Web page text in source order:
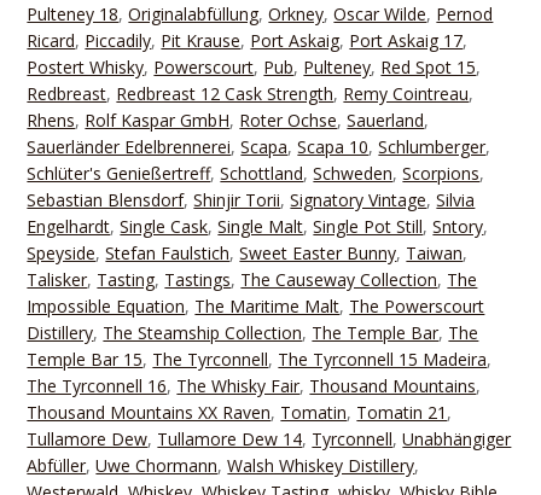
Pulteney 18,Originalabfüllung,Orkney,Oscar Wilde, Pernod
Ricard, Piccadily, Pit Krause, Port Askaig, Port Askaig 17,
Postert Whisky, Powerscourt, Pub, Pulteney, Red Spot 15,
Redbreast, Redbreast 12 Cask Strength, Remy Cointreau,
Rhens, Rolf Kaspar GmbH, Roter Ochse,Sauerland,
Sauerländer Edelbrennerei,Scapa,Scapa 10,Schlumberger,
Schlüter's Genießertreff,Schottland,Schweden,Scorpions,
Sebastian Blensdorf,Shinjir Torii,Signatory Vintage,Silvia
Engelhardt,Single Cask,Single Malt,Single Pot Still,Sntory,
Speyside,Stefan Faulstich,Sweet Easter Bunny, Taiwan,
Talisker, Tasting, Tastings, The Causeway Collection, The
Impossible Equation, The Maritime Malt, The Powerscourt
Distillery, The Steamship Collection, The Temple Bar, The
Temple Bar 15, The Tyrconnell, The Tyrconnell 15 Madeira,
The Tyrconnell 16, The Whisky Fair, Thousand Mountains,
Thousand Mountains XX Raven, Tomatin, Tomatin 21 ,
Tullamore Dew, Tullamore Dew 14, Tyrconnell,Unabhängiger
Abfüller,Uwe Chormann,Walsh Whiskey Distillery,